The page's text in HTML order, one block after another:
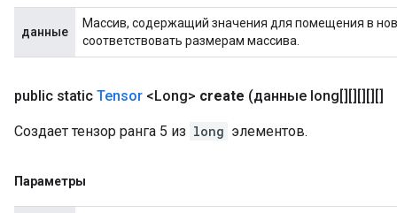
данные
Массив, содержащий значения для помещения в
соответствовать размерам массива.
public static Tensor <Long> create (данные long[][][][][]
Создает тензор ранга 5 из long элементов.
Параметры